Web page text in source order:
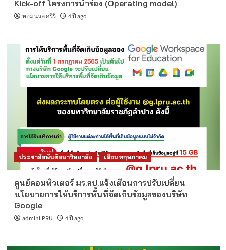
Kick-off โครงการนำร่อง (Operating model)
หอมนวล ศรีริ 4 ปี ago
ประชาสัมพันธ์มหาวิทยาลัย เดือนพฤษภาคม
ศูนย์คอมพิวเตอร์ มร.ลป.แจ้งเตือนการปรับเปลี่ยน
นโยบายการให้บริการพื้นที่จัดเก็บข้อมูลของบริษัท
Google
adminLPRU 4 ปี ago